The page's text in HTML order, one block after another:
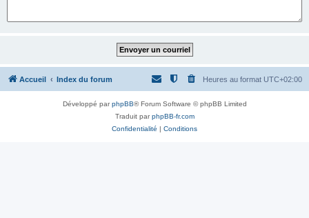
Accueil Index du forum Heures au format UTC+02:00
Développé parphpBB® Forum Software © phpBB Limited
Traduit parphpBB-fr.com
Confidentialité | Conditions